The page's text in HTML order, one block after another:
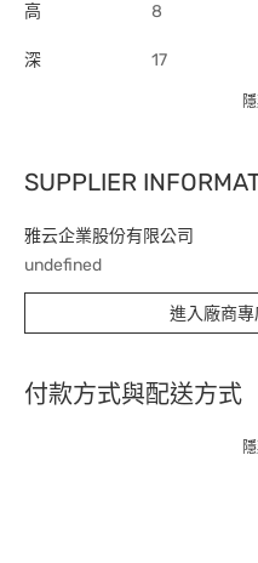
高 8
深 17
SUPPLIER
雅云企業股份有限公司
undefined
進入廠商
付款方式與配送方式